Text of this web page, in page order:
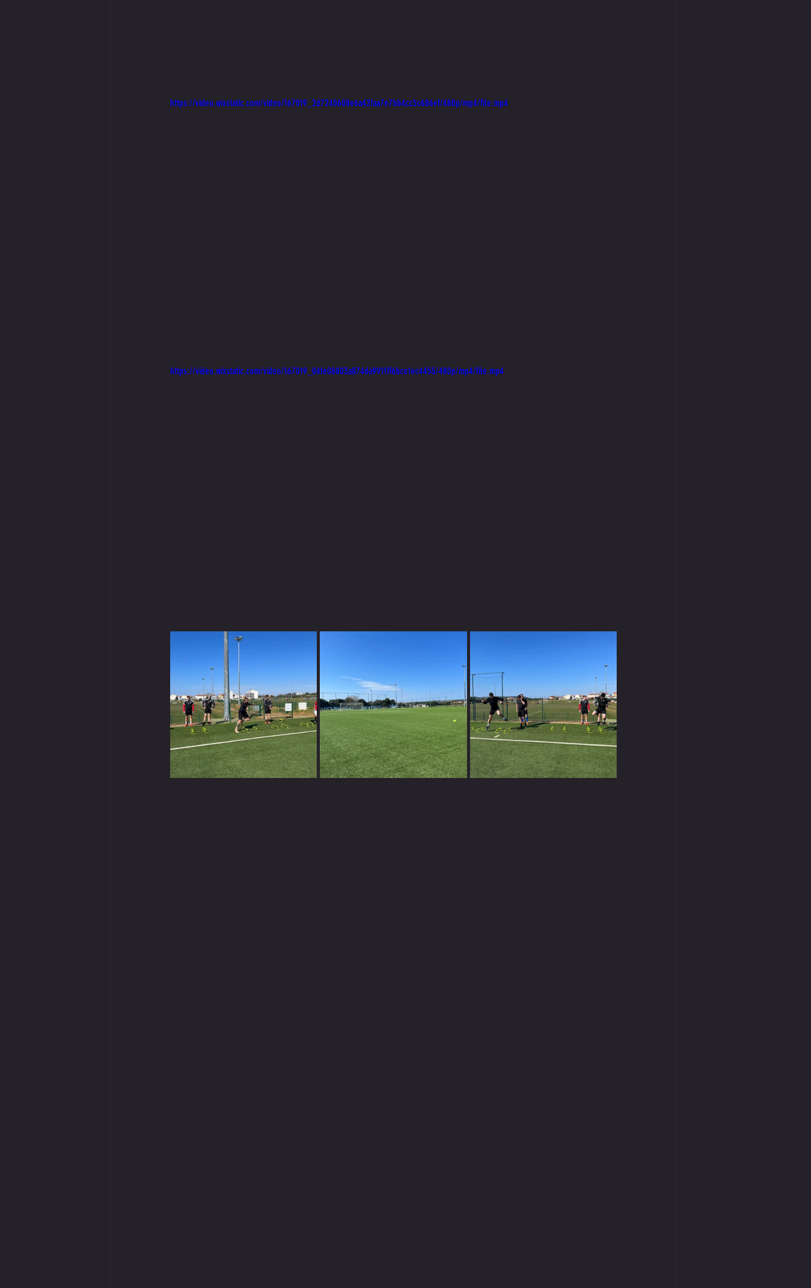
https://video.wixstatic.com/video/167019_2d7240608e6a42faa7e7bb4cc5c686ef/480p/mp4/file.mp4
https://video.wixstatic.com/video/167019_04fe08803a874da9911ff6bce1ec4455/480p/mp4/file.mp4